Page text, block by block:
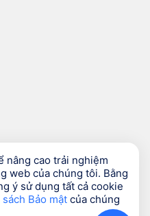
8 Stoney Lane, London,
nâng cao trải nghiệm
web của chúng tôi. Bằng
ý sử dụng tất cả cookie
Bảo mật của chúng